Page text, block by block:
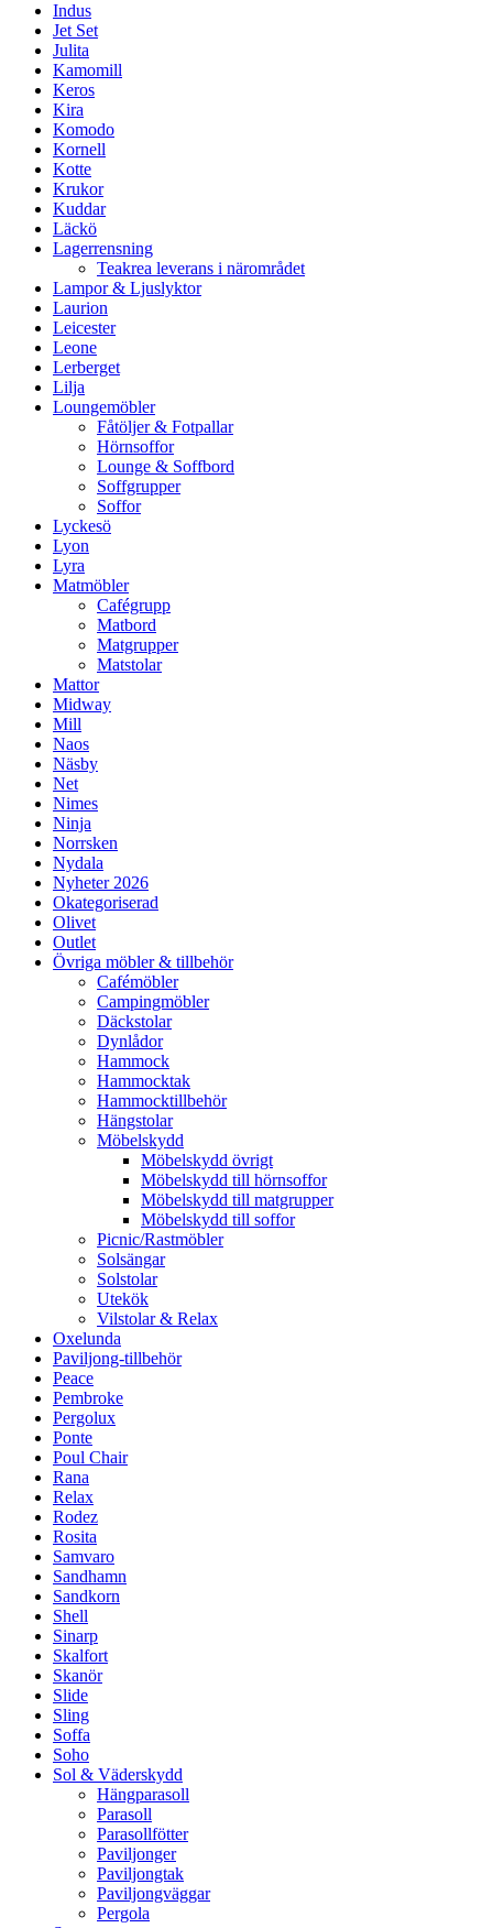
Indus
Jet Set
Julita
Kamomill
Keros
Kira
Komodo
Kornell
Kotte
Krukor
Kuddar
Läckö
Lagerrensning
Teakrea leverans i närområdet
Lampor & Ljuslyktor
Laurion
Leicester
Leone
Lerberget
Lilja
Loungemöbler
Fåtöljer & Fotpallar
Hörnsoffor
Lounge & Soffbord
Soffgrupper
Soffor
Lyckesö
Lyon
Lyra
Matmöbler
Cafégrupp
Matbord
Matgrupper
Matstolar
Mattor
Midway
Mill
Naos
Näsby
Net
Nimes
Ninja
Norrsken
Nydala
Nyheter 2026
Okategoriserad
Olivet
Outlet
Övriga möbler & tillbehör
Cafémöbler
Campingmöbler
Däckstolar
Dynlådor
Hammock
Hammocktak
Hammocktillbehör
Hängstolar
Möbelskydd
Möbelskydd övrigt
Möbelskydd till hörnsoffor
Möbelskydd till matgrupper
Möbelskydd till soffor
Picnic/Rastmöbler
Solsängar
Solstolar
Utekök
Vilstolar & Relax
Oxelunda
Paviljong-tillbehör
Peace
Pembroke
Pergolux
Ponte
Poul Chair
Rana
Relax
Rodez
Rosita
Samvaro
Sandhamn
Sandkorn
Shell
Sinarp
Skalfort
Skanör
Slide
Sling
Soffa
Soho
Sol & Väderskydd
Hängparasoll
Parasoll
Parasollfötter
Paviljonger
Paviljongtak
Paviljongväggar
Pergola